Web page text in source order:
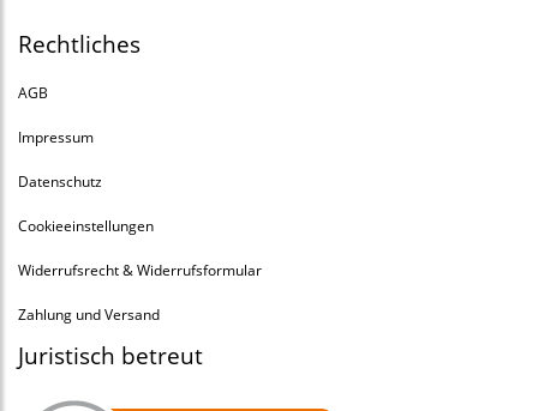
Rechtliches
AGB
Impressum
Datenschutz
Cookieeinstellungen
Widerrufsrecht & Widerrufsformular
Zahlung und Versand
Juristisch betreut